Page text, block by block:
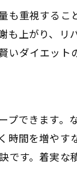
活改善のバ
ダイエットの
のコツとは
るダイエット
立つ日々のダ
理のポイント
重維持の正し
重視する
上がり、リ
ダイエット
できます
間を増やす
す。着実な